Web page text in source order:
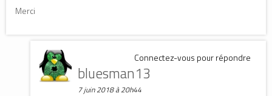
ê
Merci
Connectez-vous pour répondre
bluesman13
7 juin 2018 à 20h44